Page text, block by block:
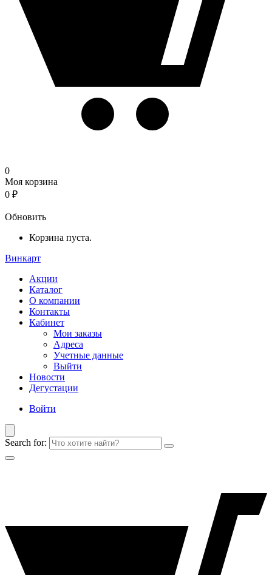
0
Моя корзина
0 ₽
Обновить
Корзина пуста.
Винкарт
Акции
Каталог
О компании
Контакты
Кабинет
Мои заказы
Адреса
Учетные данные
Выйти
Новости
Дегустации
Войти
Search for: